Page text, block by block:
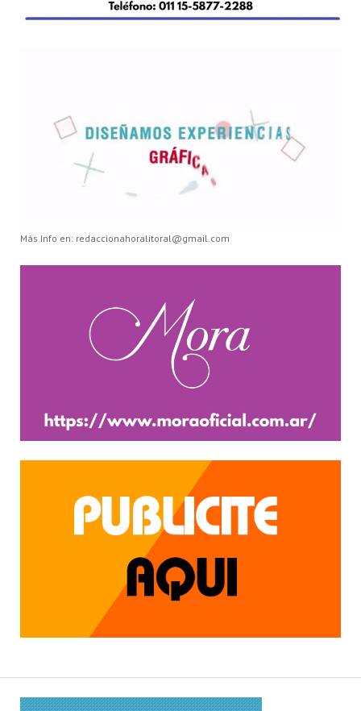
Más Info en: redaccionahoralitoral@gmail.com